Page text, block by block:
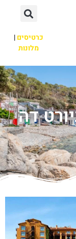
כרטיסים|
מלונות
דה